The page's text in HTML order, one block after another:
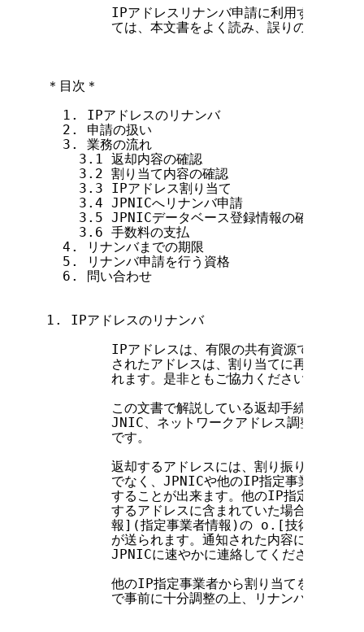
IPアドレスリナンバ申請に利用するフォー
ては、本文書をよく読み、誤りのないよう
＊目次＊
  1. IPアドレスのリナンバ
  2. 申請の扱い
  3. 業務の流れ
    3.1 返却内容の確認
    3.2 割り当て内容の確認
    3.3 IPアドレス割り当て
    3.4 JPNICへリナンバ申請
    3.5 JPNICデータベース登録情報の確認
    3.6 手数料の支払
  4. リナンバまでの期限
  5. リナンバ申請を行う資格
  6. 問い合わせ
1. IPアドレスのリナンバ
IPアドレスは、有限の共有資源であるため
されたアドレスは、割り当てに再利用され
        れます。是非ともご協力ください。
この文書で解説している返却手続きの対
JNIC、ネットワークアドレス調整委員会
        です。
返却するアドレスには、割り振りを受けた
でなく、JPNICや他のIP指定事業者から割
することが出来ます。他のIP指定事業者に
するアドレスに含まれていた場合は、そ
報](指定事業者情報)の o.[技術連絡窓口
が送られます。通知された内容に問題があ
        JPNICに速やかに連絡してください。
他のIP指定事業者から割り当てを受けたア
で事前に十分調整の上、リナンバ申請を行